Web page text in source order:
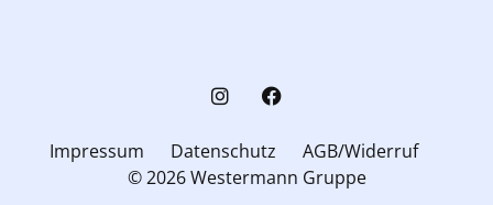
Impressum Datenschutz
AGB/Widerruf
© 2026 Westermann Gruppe